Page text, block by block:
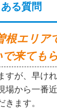
る質問
根エリア
来ても
すが、早け
場から一番
きます。